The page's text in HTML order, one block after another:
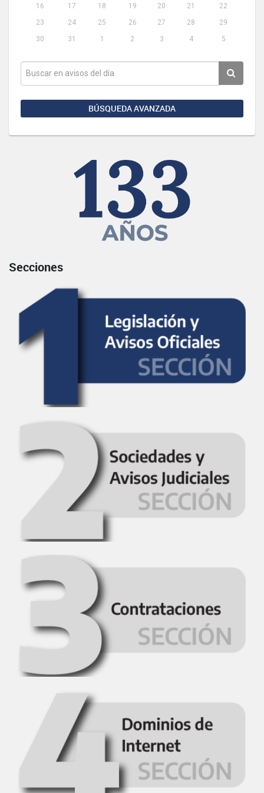
16
17 18 19 20 21
22
23
24 25 26 27 28
29
30
31 1 2 3 4 5
BÚSQUEDA AVANZADA
Secciones